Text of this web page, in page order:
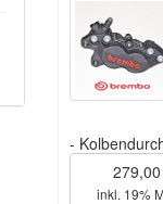
-
inkl. 19%